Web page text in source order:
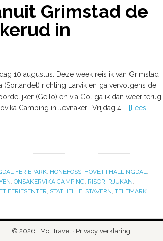
Grimstad de
in
10 augustus. Deze week reis ik van Grimstad
(Sorlandet) richting Larvik en ga vervolgens de
(Geilo) en via Gol ga ik dan weer terug
Camping in Jevnaker. Vrijdag 4 …
[Lees
FERIEPARK, HONEFOSS, HOVET I HALLINGDAL,
, ONSAKERVIKA CAMPING, RISOR, RJUKAN,
FERIESENTER, STATHELLE, STAVERN, TELEMARK
© 2026 · Mol Travel · Privacy verklaring